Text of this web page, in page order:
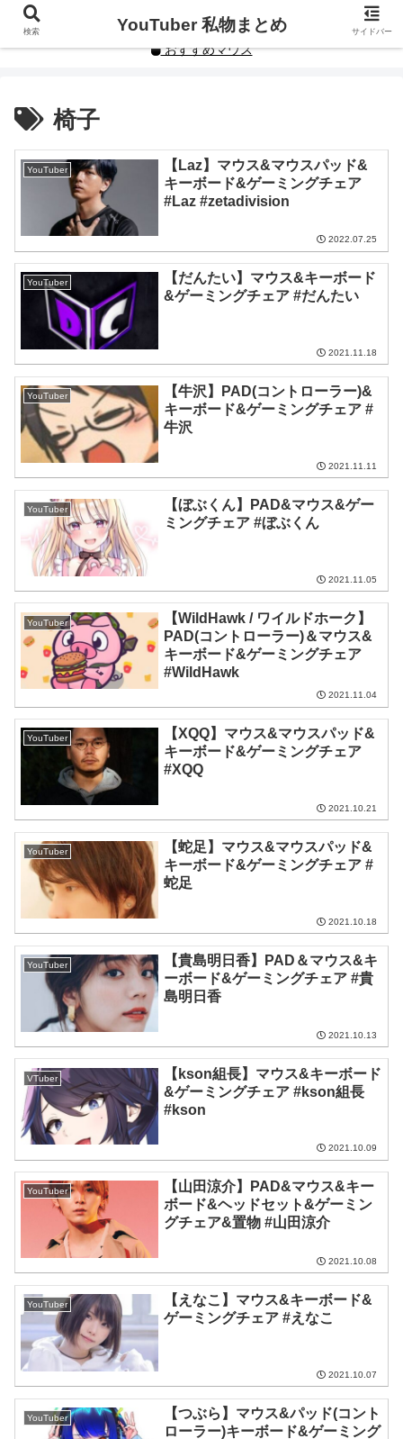
YouTuberや人気インフルエンサーの私物まとめです。
おすすめマウス
椅子
YouTuber
【Laz】マウス&マウスパッド&
キーボード&ゲーミングチェア
#Laz #zetadivision
2022.07.25
YouTuber
【だんたい】マウス&キーボード
&ゲーミングチェア #だんたい
2021.11.18
YouTuber
【牛沢】PAD(コントローラー)&
キーボード&ゲーミングチェア #
牛沢
2021.11.11
YouTuber
【ぼぶくん】PAD&マウス&ゲー
ミングチェア #ぼぶくん
2021.11.05
YouTuber
【WildHawk / ワイルドホーク】
PAD(コントローラー)＆マウス&
キーボード&ゲーミングチェア
#WildHawk
2021.11.04
YouTuber
【XQQ】マウス&マウスパッド&
キーボード&ゲーミングチェア
#XQQ
2021.10.21
YouTuber
【蛇足】マウス&マウスパッド&
キーボード&ゲーミングチェア #
蛇足
2021.10.18
YouTuber
【貴島明日香】PAD＆マウス&キ
ーボード&ゲーミングチェア #貴
島明日香
2021.10.13
VTuber
【kson組長】マウス&キーボード
&ゲーミングチェア #kson組長
#kson
2021.10.09
YouTuber
【山田涼介】PAD&マウス&キー
ボード&ヘッドセット&ゲーミン
グチェア&置物 #山田涼介
2021.10.08
YouTuber
【えなこ】マウス&キーボード&
ゲーミングチェア #えなこ
2021.10.07
YouTuber
【つぶら】マウス&パッド(コント
ローラー)キーボード&ゲーミング
検索 YouTuber 私物まとめ サイドバー